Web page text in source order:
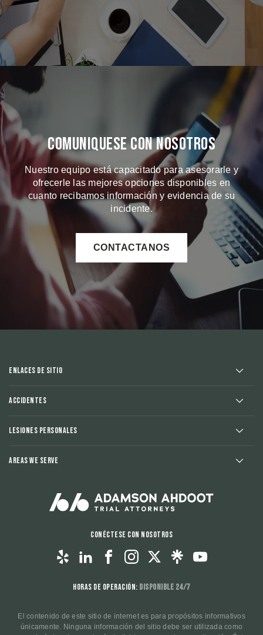
Comuniquese Con Nosotros
Nuestro equipo está capacitado para asesorarle y
ofrecerle las mejores opciones disponibles en
cuanto recibamos información y evidencia de su
incidente.
CONTACTANOS
Enlaces de sitio
Accidentes
Lesiones Personales
Areas We Serve
Conéctese con nosotros
Horas de operación: Disponible 24/7
El contenido de este sitio de internet es para propósitos informativos
únicamente. Ninguna información del sitio debe ser utilizada como